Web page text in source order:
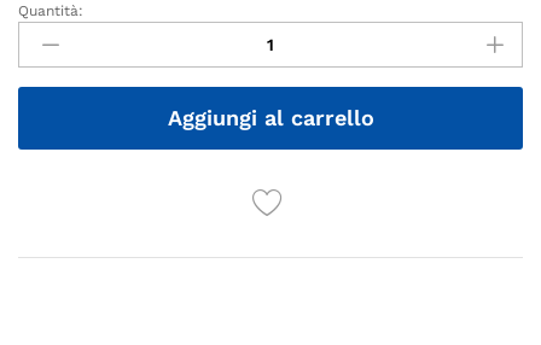
Quantità
Quantità:
Aggiungi al carrello